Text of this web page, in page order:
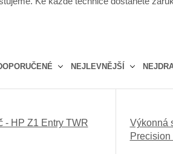
NEJLEVNĚJŠÍ
- HP Z1 Entry TWR
Výkonná
Precision